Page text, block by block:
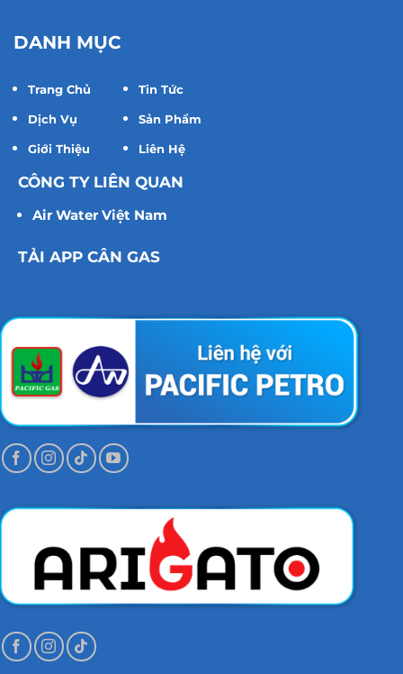
DANH MỤC
Trang Chủ
Dịch Vụ
Giới Thiệu
Tin Tức
Sản Phẩm
Liên Hệ
CÔNG TY LIÊN QUAN
Air Water Việt Nam
TẢI APP CÂN GAS